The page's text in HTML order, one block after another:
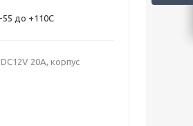
55 до +110С
20A, корпус